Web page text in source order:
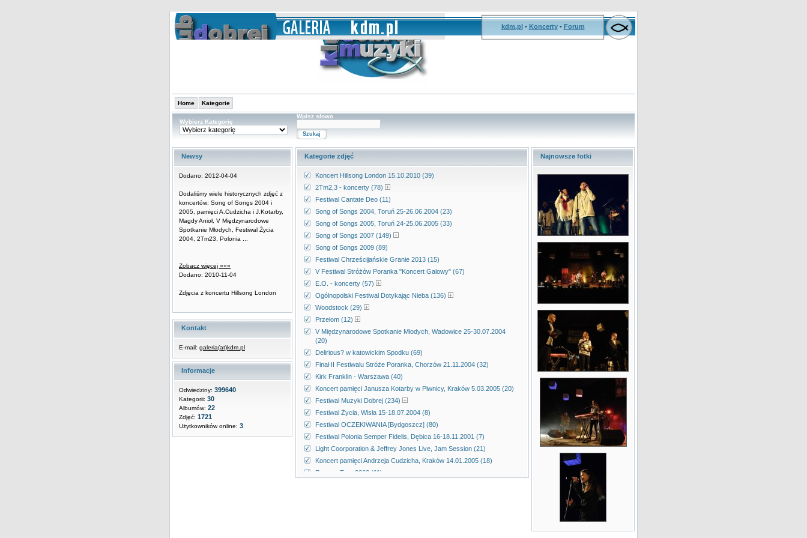
kdm.pl- Koncerty- Forum
Home Kategorie
Wybierz Kategorię
Wpisz słowo
Newsy
Dodano: 2012-04-04
Dodaliśmy wiele historycznych zdjęć z
koncertów: Song of Songs 2004 i
2005, pamięci A.Cudzicha i J.Kotarby,
Magdy Anioł, V Międzynarodowe
Spotkanie Młodych, Festiwal Życia
2004, 2Tm23, Polonia ...
Zobacz więcej »»»
Dodano: 2010-11-04
Zdjęcia z koncertu Hillsong London
Kontakt
E-mail: galeria(at)kdm.pl
Informacje
Odwiedziny: 399640
Kategorii: 30
Albumów: 22
Zdjęć: 1721
Użytkowników online: 3
Kategorie zdjęć
Koncert Hillsong London 15.10.2010 (39)
2Tm2,3 - koncerty (78)
Festiwal Cantate Deo (11)
Song of Songs 2004, Toruń 25-26.06.2004 (23)
Song of Songs 2005, Toruń 24-25.06.2005 (33)
Song of Songs 2007 (149)
Song of Songs 2009 (89)
Festiwal Chrześcijańskie Granie 2013 (15)
V Festiwal Stróżów Poranka "Koncert Galowy" (67)
E.O. - koncerty (57)
Ogólnopolski Festiwal Dotykając Nieba (136)
Woodstock (29)
Przełom (12)
V Międzynarodowe Spotkanie Młodych, Wadowice 25-30.07.2004
(20)
Delirious? w katowickim Spodku (69)
Finał II Festiwalu Stróże Poranka, Chorzów 21.11.2004 (32)
Kirk Franklin - Warszawa (40)
Koncert pamięci Janusza Kotarby w Piwnicy, Kraków 5.03.2005 (20)
Festiwal Muzyki Dobrej (234)
Festiwal Życia, Wisła 15-18.07.2004 (8)
Festiwal OCZEKIWANIA [Bydgoszcz] (80)
Festiwal Polonia Semper Fidelis, Dębica 16-18.11.2001 (7)
Light Coorporation & Jeffrey Jones Live, Jam Session (21)
Koncert pamięci Andrzeja Cudzicha, Kraków 14.01.2005 (18)
Reggae Tour 2002 (11)
Najnowsze fotki